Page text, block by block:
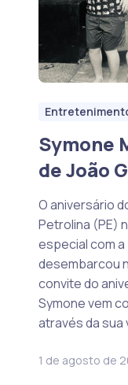
Symone
de João
O aniversário
Petrolina (PE)
especial com
desembarcou
convite do
Symone vem
através da sua
1 de agosto de